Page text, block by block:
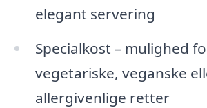
elegant servering
Specialkost – mulighed
vegetariske, veganske
allergivenlige retter